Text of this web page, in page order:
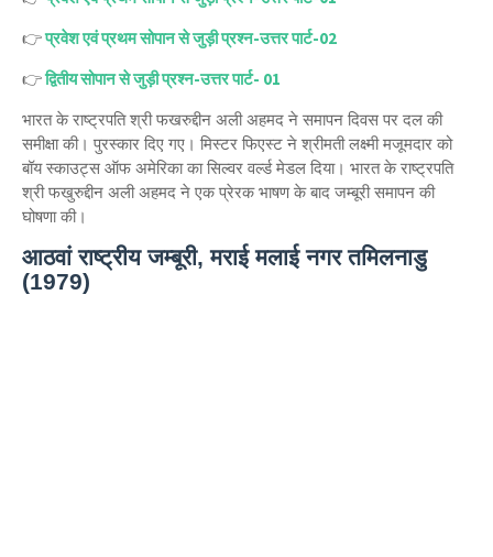
👉प्रवेश एवं प्रथम सोपान से जुड़ी प्रश्न-उत्तर पार्ट-02
👉द्वितीय सोपान से जुड़ी प्रश्न-उत्तर पार्ट- 01
भारत के राष्ट्रपति श्री फखरुद्दीन अली अहमद ने समापन दिवस पर दल की
समीक्षा की। पुरस्कार दिए गए। मिस्टर फिएस्ट ने श्रीमती लक्ष्मी मजूमदार को
बॉय स्काउट्स ऑफ अमेरिका का सिल्वर वर्ल्ड मेडल दिया। भारत के राष्ट्रपति
श्री फखुरुद्दीन अली अहमद ने एक प्रेरक भाषण के बाद जम्बूरी समापन की
घोषणा की।
आठवां राष्ट्रीय जम्बूरी, मराई मलाई नगर तमिलनाडु
(1979)